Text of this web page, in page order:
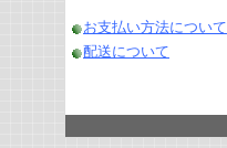
お支払い方法について
配送について